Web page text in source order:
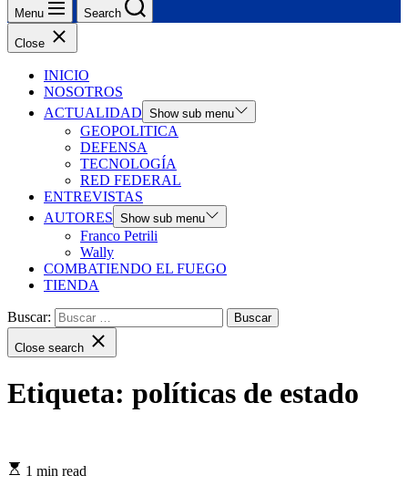
Menu Search
Close
INICIO
NOSOTROS
ACTUALIDAD Show sub menu
GEOPOLITICA
DEFENSA
TECNOLOGÍA
RED FEDERAL
ENTREVISTAS
AUTORES Show sub menu
Franco Petrili
Wally
COMBATIENDO EL FUEGO
TIENDA
Buscar:
Close search
Etiqueta: políticas de estado
1 min read